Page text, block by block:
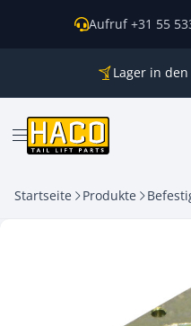
Lager in
Aufruf +31 55
Menü öffnen
Startseite Produkte